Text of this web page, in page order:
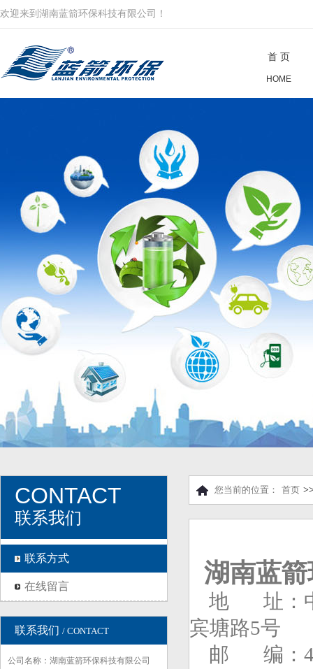
欢迎来到湖南蓝箭环保科技有限公司！
首 页
HOME
CONTACT
联系我们
联系方式
在线留言
联系我们 / CONTACT
公司名称：湖南蓝箭环保科技有限公司
您当前的位置： 首页
湖南蓝
地 址：
宾塘路5号
邮 编：